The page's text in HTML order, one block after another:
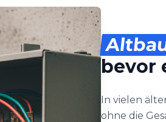
bevor
In vielen
ohne die